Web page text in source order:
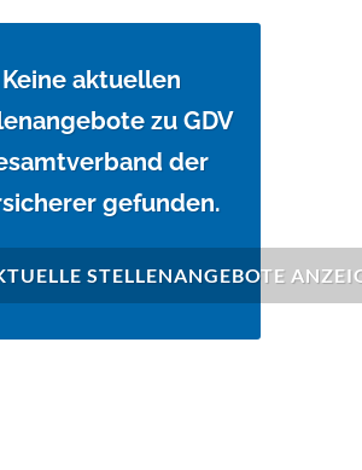
Keine aktuellen
zu GDV
der
gefunden.
STELLENANGEBOTE